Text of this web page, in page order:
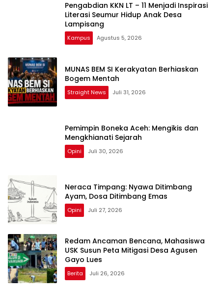
Pengabdian KKN LT – 11 Menjadi Inspirasi
Literasi Seumur Hidup Anak Desa
Lampisang
Kampus Agustus 5, 2026
MUNAS BEM SI Kerakyatan Berhiaskan
Bogem Mentah
Straight News Juli 31, 2026
Pemimpin Boneka Aceh: Mengikis dan
Mengkhianati Sejarah
Opini Juli 30, 2026
Neraca Timpang: Nyawa Ditimbang
Ayam, Dosa Ditimbang Emas
Opini Juli 27, 2026
Redam Ancaman Bencana, Mahasiswa
USK Susun Peta Mitigasi Desa Agusen
Gayo Lues
Berita Juli 26, 2026